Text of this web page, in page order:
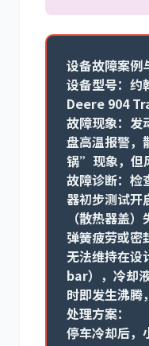
设备故障案例
设备型号： 约
Deere 904
故障现象： 发
盘高温报警
锅”现象，但
故障诊断： 检
器初步测试开
（散热器盖）
弹簧疲劳或密
无法维持在设
bar），冷却
时即发生沸腾
处理方案：
停车冷却后，